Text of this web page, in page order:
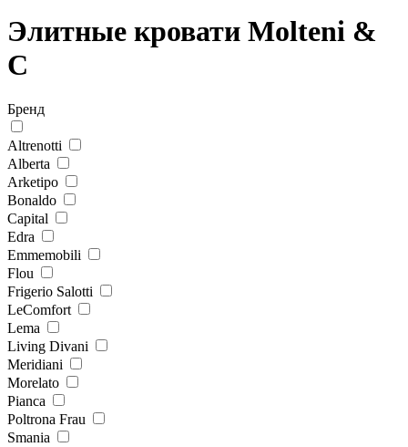
Элитные кровати Molteni &
C
Бренд
Altrenotti
Alberta
Arketipo
Bonaldo
Capital
Edra
Emmemobili
Flou
Frigerio Salotti
LeComfort
Lema
Living Divani
Meridiani
Morelato
Pianca
Poltrona Frau
Smania